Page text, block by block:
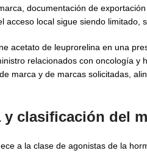
documentación de
acceso local sigue siendo
acetato de leuprorelina en una
relacionados con oncología
marca y de marcas solicitadas,
y clasificación del
a la clase de agonistas de la